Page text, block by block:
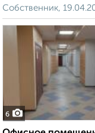
Собственник,
6